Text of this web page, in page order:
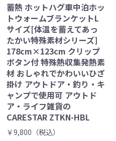
蓄熱 ホットハグ車中泊ホッ
トウォームブランケットL
サイズ[体温を蓄えてあっ
たかい特殊素材シリーズ]
178cm×123cm クリップ
ボタン付 特殊熱収集発熱素
材 おしゃれでかわいいひざ
掛け アウトドア・釣り・キ
ャンプで使用可 アウトド
ア・ライフ雑貨の
CARESTAR ZTKN-HBL
￥9,800（税込）